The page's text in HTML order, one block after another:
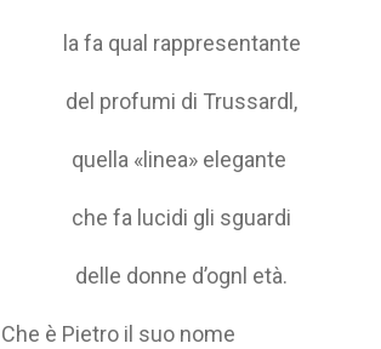
la fa qual rappresentante
del profumi di Trussardl,
quella «linea» elegante
che fa lucidi gli sguardi
delle donne d’ognl età.
Che è Pietro il suo nome